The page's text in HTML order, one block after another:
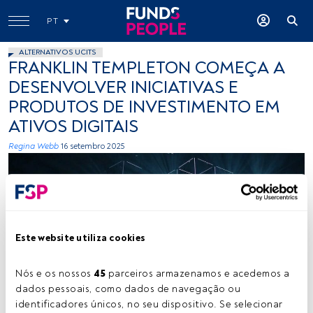
Este website utiliza cookies
Nós e os nossos 45 parceiros armazenamos e acedemos a
dados pessoais, como dados de navegação ou
identificadores únicos, no seu dispositivo. Se selecionar
PT
ALTERNATIVOS UCITS
FRANKLIN TEMPLETON COMEÇA A
DESENVOLVER INICIATIVAS E
PRODUTOS DE INVESTIMENTO EM
ATIVOS DIGITAIS
Regina Webb 16 setembro 2025
Créditos: fabio (Unsplash)